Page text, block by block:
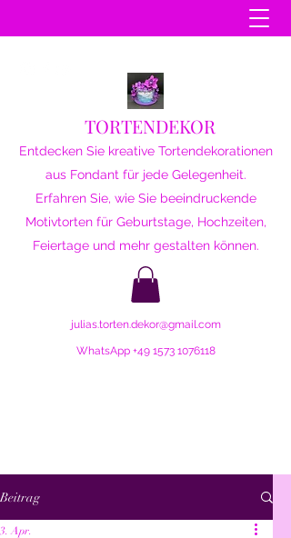
TORTENDEKOR
Entdecken Sie kreative Tortendekorationen
aus Fondant für jede Gelegenheit.
Erfahren Sie, wie Sie beeindruckende
Motivtorten für Geburtstage, Hochzeiten,
Feiertage und mehr gestalten können.
julias.torten.dekor@gmail.com
WhatsApp +49 1573 1076118
Beitrag
3. Apr.